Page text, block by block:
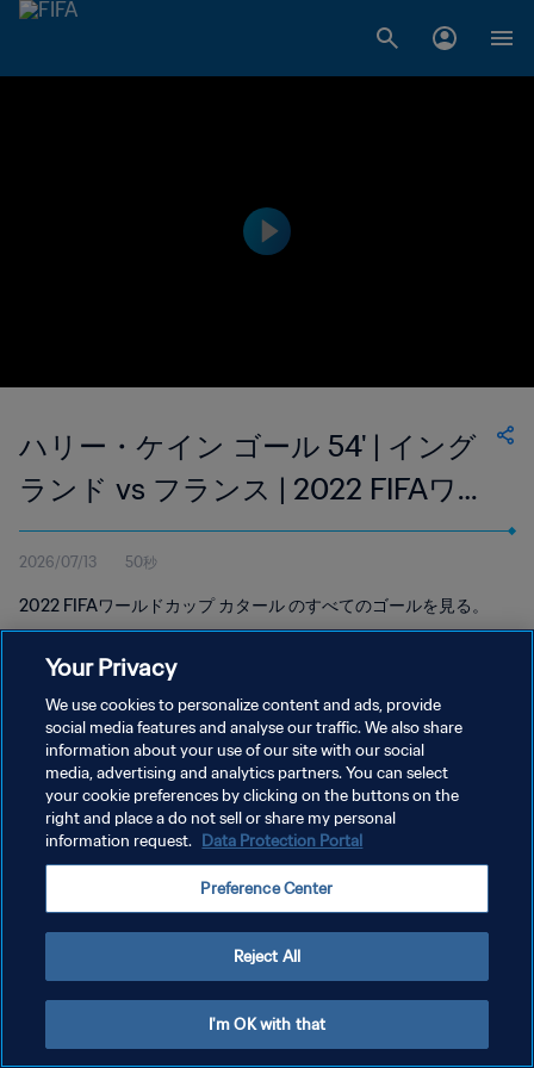
ハリー・ケイン ゴール 54' | イング
ランド vs フランス | 2022 FIFAワー
ルドカップ カタール
2026/07/13 50秒
2022 FIFAワールドカップ カタール のすべてのゴールを見る。
プライバシーポリシー
サービス利用規約
クッキー設定の管理
Your Privacy
We use cookies to personalize content and ads, provide
social media features and analyse our traffic. We also share
information about your use of our site with our social
media, advertising and analytics partners. You can select
your cookie preferences by clicking on the buttons on the
right and place a do not sell or share my personal
information request. Data Protection Portal
Preference Center
Reject All
I'm OK with that